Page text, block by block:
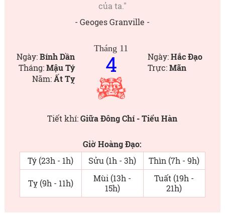
của ta."
- Geoges Granville -
Ngày:Bính Dần
Tháng:Mậu Tý
Năm:Ất Tỵ
Tháng 11
4 Ngày:Hắc Đạo
Trực:Mãn
Tiết khí:Giữa Đông Chí - Tiểu Hàn
Giờ Hoàng Đạo:
Tý (23h - 1h)
Sửu (1h - 3h) Thìn (7h - 9h)
Tỵ (9h - 11h)
Mùi (13h -
15h)
Tuất (19h -
21h)